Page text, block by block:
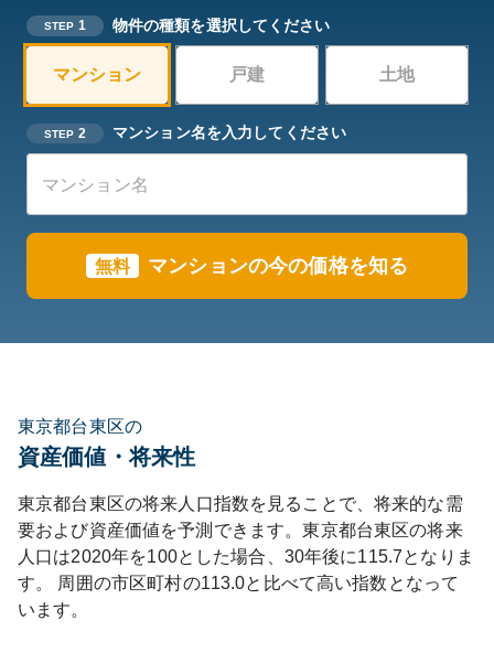
STEP 1 物件の種類を選択してください
マンション 戸建 土地
STEP 2 マンション名を入力してください
無料 マンションの今の価格を知る
東京都台東区の
資産価値・将来性
東京都台東区の将来人口指数を見ることで、将来的な需
要および資産価値を予測できます。東京都台東区の将来
人口は2020年を100とした場合、30年後に115.7となりま
す。
周囲の市区町村の113.0と比べて高い指数となって
います。